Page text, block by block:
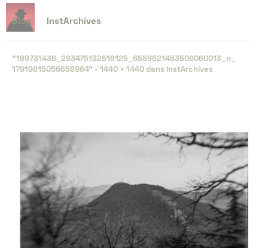
Blog InstArchives
"189731436_​293475132518125_​6559521453506060013_​n_​
17919815056656964" - 1440 × 1440dans InstArchives